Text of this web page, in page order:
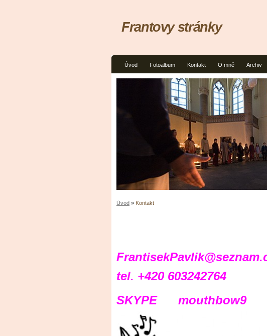
Úvod Fotoalbum Kontakt O mně Archiv
Frantovy stránky
Úvod » Kontakt
tel. +420 603242764
SKYPE mouthbow9